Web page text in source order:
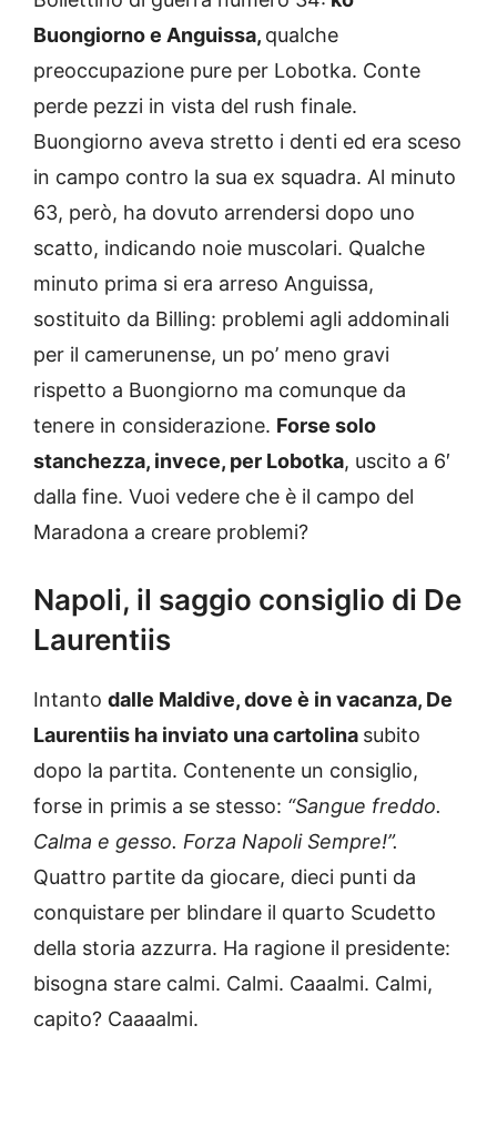
Buongiorno e Anguissa, qualche
preoccupazione pure per Lobotka. Conte
perde pezzi in vista del rush finale.
Buongiorno aveva stretto i denti ed era sceso
in campo contro la sua ex squadra. Al minuto
63, però, ha dovuto arrendersi dopo uno
scatto, indicando noie muscolari. Qualche
minuto prima si era arreso Anguissa,
sostituito da Billing: problemi agli addominali
per il camerunense, un po’ meno gravi
rispetto a Buongiorno ma comunque da
tenere in considerazione. Forse solo
stanchezza, invece, per Lobotka, uscito a 6′
dalla fine. Vuoi vedere che è il campo del
Maradona a creare problemi?
Napoli, il saggio consiglio di De
Laurentiis
Intanto dalle Maldive, dove è in vacanza, De
Laurentiis ha inviato una cartolina subito
dopo la partita. Contenente un consiglio,
forse in primis a se stesso: “Sangue freddo.
Calma e gesso. Forza Napoli Sempre!”.
Quattro partite da giocare, dieci punti da
conquistare per blindare il quarto Scudetto
della storia azzurra. Ha ragione il presidente:
bisogna stare calmi. Calmi. Caaalmi. Calmi,
capito? Caaaalmi.